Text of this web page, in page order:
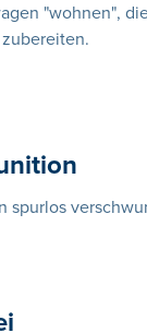
"wohnen",
spurlos